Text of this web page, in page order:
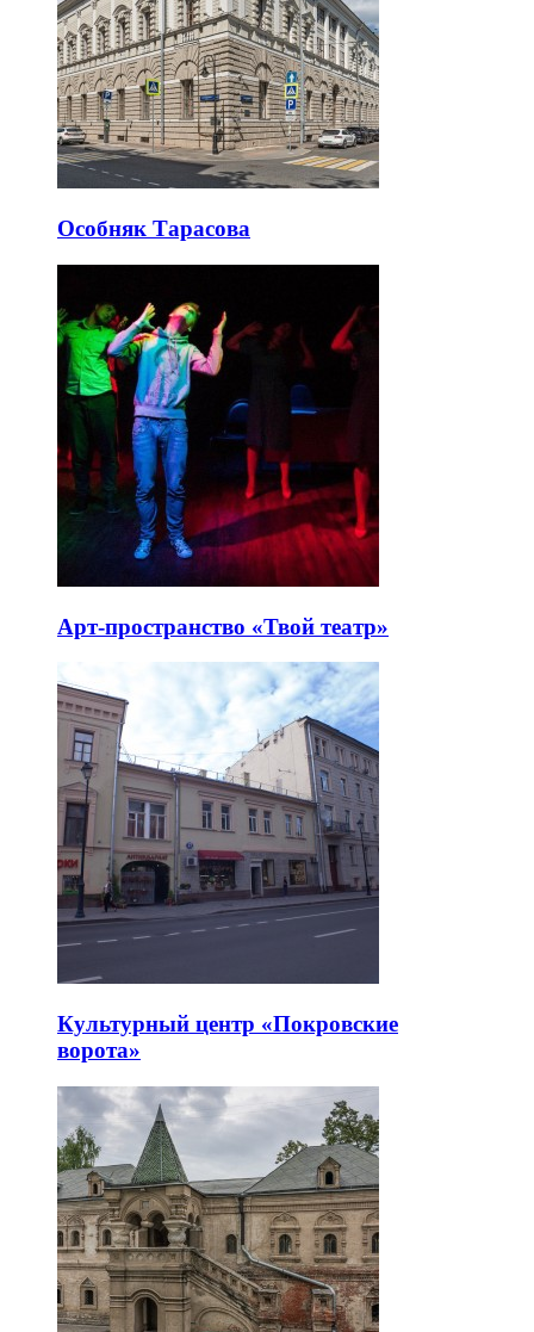
Особняк Тарасова
Арт-пространство «Твой театр»
Культурный центр «Покровские
ворота»